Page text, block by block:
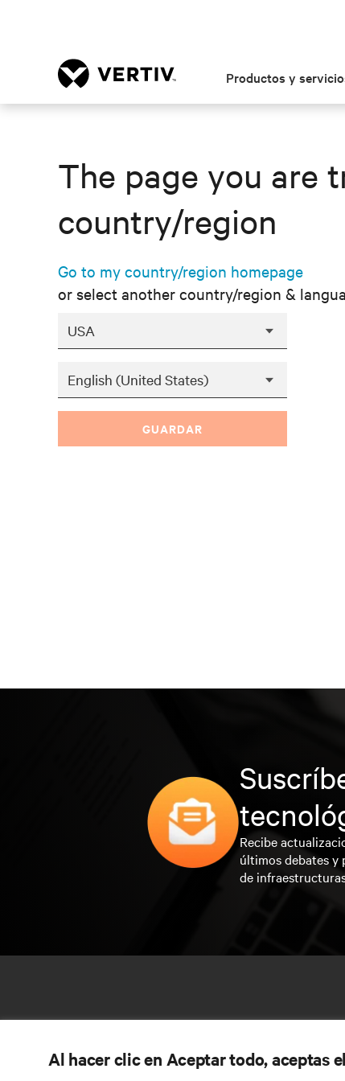
Productos y
The page you are
country/region
Go to my country/region homepage
or select another country/region &
GUARDAR
Recibe
últimos debates y
de
Al hacer clic en Aceptar todo, aceptas